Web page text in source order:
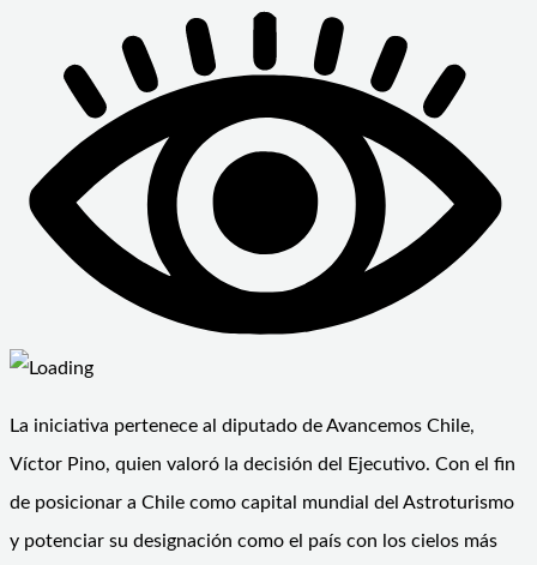
La iniciativa pertenece al diputado de Avancemos Chile,
Víctor Pino, quien valoró la decisión del Ejecutivo. Con el fin
de posicionar a Chile como capital mundial del Astroturismo
y potenciar su designación como el país con los cielos más